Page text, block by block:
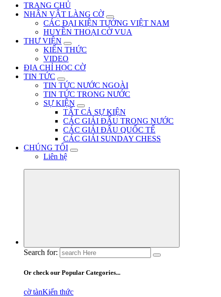
TRANG CHỦ
NHÂN VẬT LÀNG CỜ
CÁC ĐẠI KIỆN TƯỚNG VIỆT NAM
HUYỀN THOẠI CỜ VUA
THƯ VIỆN
KIẾN THỨC
VIDEO
ĐỊA CHỈ HỌC CỜ
TIN TỨC
TIN TỨC NƯỚC NGOÀI
TIN TỨC TRONG NƯỚC
SỰ KIỆN
TẤT CẢ SỰ KIỆN
CÁC GIẢI ĐẤU TRONG NƯỚC
CÁC GIẢI ĐẤU QUỐC TẾ
CÁC GIẢI SUNDAY CHESS
CHÚNG TÔI
Liên hệ
Search for:
Or check our Popular Categories...
cờ tànKiến thức